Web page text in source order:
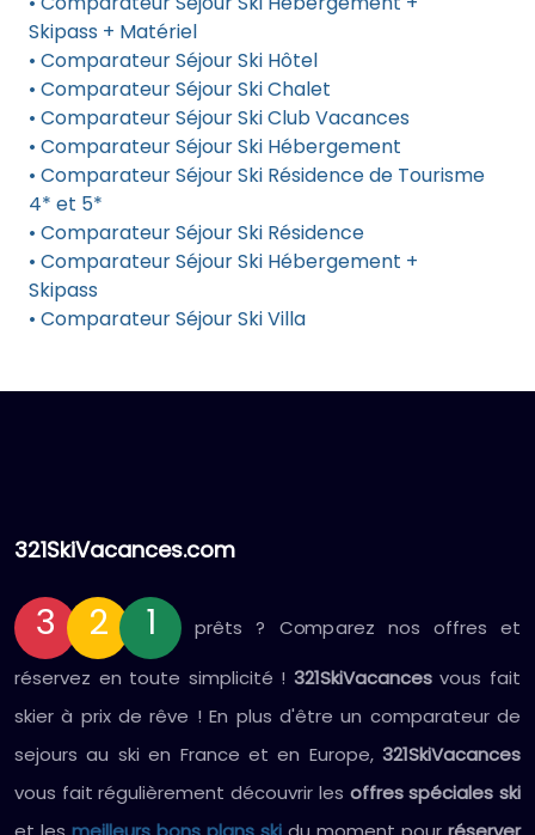
Skipass + Matériel
• Comparateur Séjour Ski Hôtel
• Comparateur Séjour Ski Chalet
• Comparateur Séjour Ski Club Vacances
• Comparateur Séjour Ski Hébergement
• Comparateur Séjour Ski Résidence de Tourisme
4* et 5*
• Comparateur Séjour Ski Résidence
• Comparateur Séjour Ski Hébergement +
Skipass
• Comparateur Séjour Ski Villa
321SkiVacances.com
3 2 1
prêts ? Comparez nos offres et
réservez en toute simplicité ! 321SkiVacancesvous fait
skier à prix de rêve ! En plus d'être un comparateur de
sejours au ski en France et en Europe, 321SkiVacances
vous fait régulièrement découvrir les offres spéciales ski